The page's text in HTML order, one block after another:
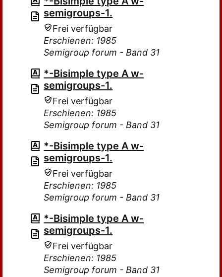
semigroups-1.
Frei verfügbar
Erschienen: 1985
Semigroup forum - Band 31
*-Bisimple type A w-
semigroups-1.
Frei verfügbar
Erschienen: 1985
Semigroup forum - Band 31
*-Bisimple type A w-
semigroups-1.
Frei verfügbar
Erschienen: 1985
Semigroup forum - Band 31
*-Bisimple type A w-
semigroups-1.
Frei verfügbar
Erschienen: 1985
Semigroup forum - Band 31